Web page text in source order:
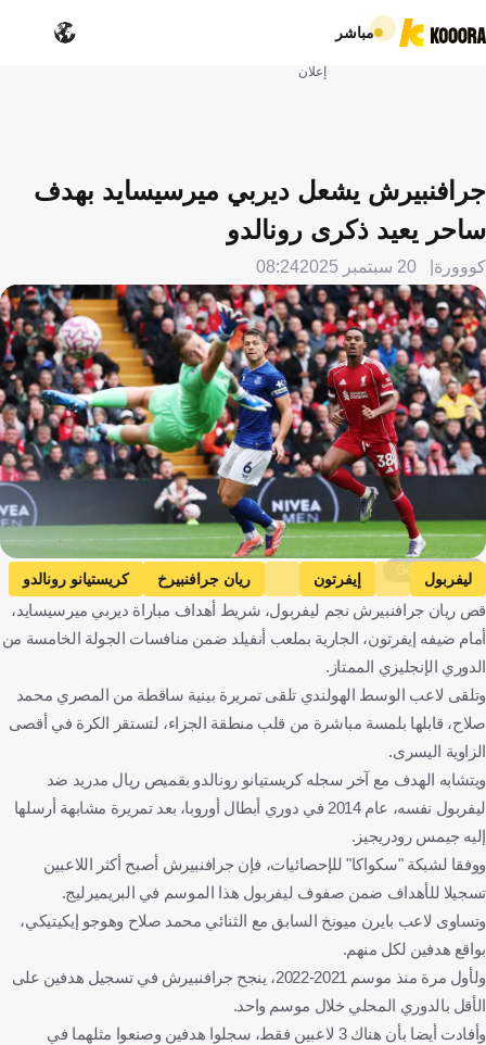
مباشر
إعلان
جرافنبيرش يشعل ديربي ميرسيسايد بهدف
ساحر يعيد ذكرى رونالدو
كووورة 20 سبتمبر 2025 08:24
Getty Images
ليفربول إيفرتون ريان جرافنبيرخ
كريستيانو رونالدو
إنجلترا
هولندا البرتغال كرة قدم
قص ريان جرافنبيرش نجم ليفربول، شريط أهداف مباراة ديربي ميرسيسايد،
أمام ضيفه إيفرتون، الجارية بملعب أنفيلد ضمن منافسات الجولة الخامسة من
الدوري الإنجليزي الممتاز.
وتلقى لاعب الوسط الهولندي تلقى تمريرة بينية ساقطة من المصري محمد
صلاح، قابلها بلمسة مباشرة من قلب منطقة الجزاء، لتستقر الكرة في أقصى
الزاوية اليسرى.
ويتشابه الهدف مع آخر سجله كريستيانو رونالدو بقميص ريال مدريد ضد
ليفربول نفسه، عام 2014 في دوري أبطال أوروبا، بعد تمريرة مشابهة أرسلها
إليه جيمس رودريجيز.
ووفقا لشبكة "سكواكا" للإحصائيات، فإن جرافنبيرش أصبح أكثر اللاعبين
تسجيلا للأهداف ضمن صفوف ليفربول هذا الموسم في البريميرليج.
وتساوى لاعب بايرن ميونخ السابق مع الثنائي محمد صلاح وهوجو إيكيتيكي،
بواقع هدفين لكل منهم.
ولأول مرة منذ موسم 2021-2022، ينجح جرافنبيرش في تسجيل هدفين على
الأقل بالدوري المحلي خلال موسم واحد.
وأفادت أيضا بأن هناك 3 لاعبين فقط، سجلوا هدفين وصنعوا مثلهما في